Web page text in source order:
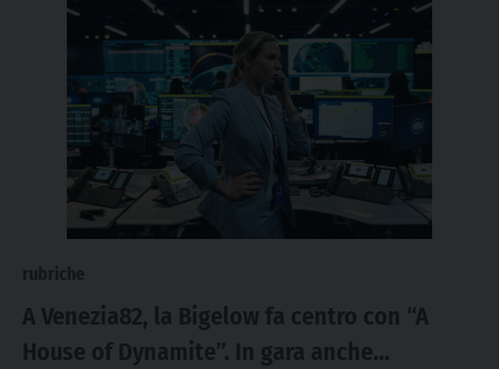
A Venezia82, la Bigelow fa centro con “A
House of Dynamite”. In gara anche